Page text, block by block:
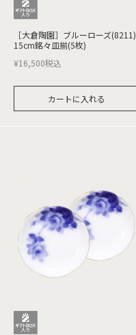
［大倉陶園］ブルーローズ(8211)
15cm銘々皿揃(5枚)
¥16,500税込
カートに入れる